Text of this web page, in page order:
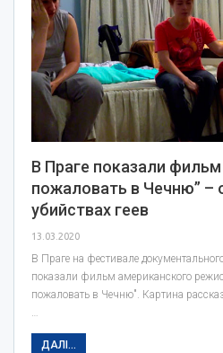
В Праге показали
пожаловать в Чечню” –
убийствах геев
13.03.2020
В Праге на фестивале
показали фильм американского
пожаловать в Чечню". Картина
…
ДАЛІ...